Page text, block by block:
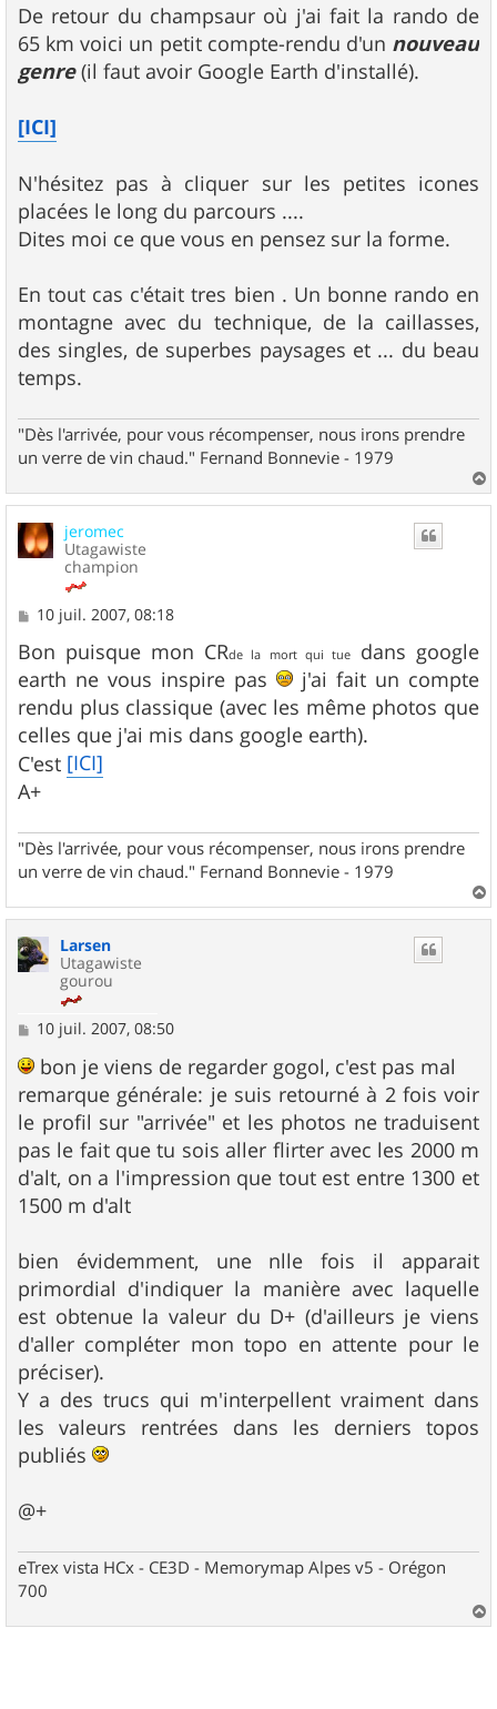
s
s
a
g
e
De retour du champsaur où j'ai fait la rando de
65 km voici un petit compte-rendu d'un nouveau
genre(il faut avoir Google Earth d'installé).
[ICI]
N'hésitez pas à cliquer sur les petites icones
placées le long du parcours ....
Dites moi ce que vous en pensez sur la forme.
En tout cas c'était tres bien . Un bonne rando en
montagne avec du technique, de la caillasses,
des singles, de superbes paysages et ... du beau
temps.
"Dès l'arrivée, pour vous récompenser, nous irons prendre
un verre de vin chaud." Fernand Bonnevie - 1979
a
jeromec
Utagawiste
champion
M
s
s
a
g
e
10 juil. 2007, 08:18
Bon puisque mon CRde la mort qui tuedans google
earth ne vous inspire pas
j'ai fait un compte
rendu plus classique (avec les même photos que
celles que j'ai mis dans google earth).
C'est [ICI]
A+
"Dès l'arrivée, pour vous récompenser, nous irons prendre
un verre de vin chaud." Fernand Bonnevie - 1979
a
Larsen
Utagawiste
gourou
M
s
a
g
e
10 juil. 2007, 08:50
bon je viens de regarder gogol, c'est pas mal
remarque générale: je suis retourné à 2 fois voir
le profil sur "arrivée" et les photos ne traduisent
pas le fait que tu sois aller flirter avec les 2000 m
d'alt, on a l'impression que tout est entre 1300 et
1500 m d'alt
bien évidemment, une nlle fois il apparait
primordial d'indiquer la manière avec laquelle
est obtenue la valeur du D+ (d'ailleurs je viens
d'aller compléter mon topo en attente pour le
préciser).
Y a des trucs qui m'interpellent vraiment dans
les valeurs rentrées dans les derniers topos
publiés
@+
eTrex vista HCx - CE3D - Memorymap Alpes v5 - Orégon
700
a